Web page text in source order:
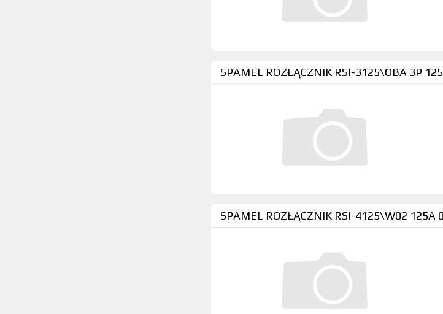
SPAMEL ROZŁĄCZNIK RSI-3125\OBA 3P
SPAMEL ROZŁĄCZNIK RSI-4125\W02 125A